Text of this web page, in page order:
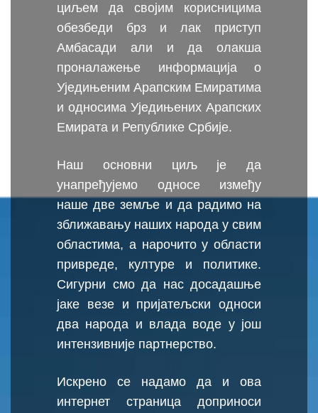
циљем да својим корисницима
обезбеди брз и лак приступ
Амбасади али и да олакша
проналажење информација о
Уједињеним Арапским Емиратима
и односима Уједињених Арапских
Емирата и Републике Србије.
Наш основни циљ је да
унапређујемо односе између
наше две земље и да радимо на
зближавању наших народа у свим
областима, а нарочито у области
привреде, културе и политике.
Сигурни смо да нас досадашње
јаке везе и пријатељски односи
два народа и влада воде у још
интензивније партнерство.
Искрено се надамо да и ова
интернет страница доприноси